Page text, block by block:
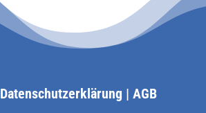
Datenschutzerklärung | AGB